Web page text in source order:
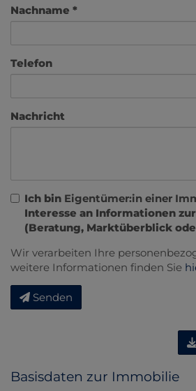
Nachname
Telefon
Nachricht
Ich bin Eigentümer:in einer
Interesse an Informationen
(Beratung, Marktüberblick
Wir verarbeiten Ihre
weitere Informationen finden Sie
Senden
Basisdaten zur Immobilie